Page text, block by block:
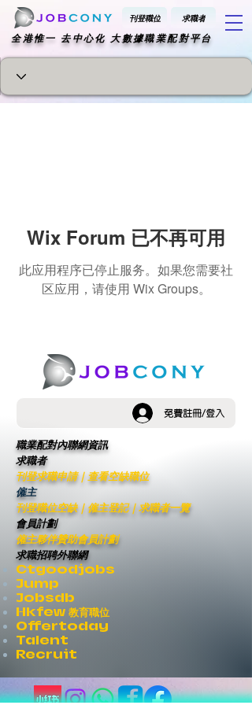
刊登職位 求職者
​全港惟一 去中心化 大數據職業配對平台
Wix Forum 已不再可用
此应用程序已停止服务。如果您需要社
区应用，请使用 Wix Groups。
免費註冊/登入
職業配對內聯網資訊
求職者
刊登求職申請｜ 查看空缺職位
僱主
刊登職位空缺｜僱主登記｜求職者一覽
會員計劃
僱主夥伴贊助會員計劃
求職招聘外聯網
Ctgoodjobs
Jump
Jobsdb
Hkfew 教育職位
Offertoday
Talent
Recruit